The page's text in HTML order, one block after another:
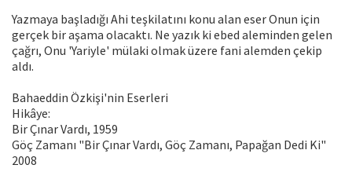
Yazmaya başladığı Ahi teşkilatını konu alan eser Onun için
gerçek bir aşama olacaktı. Ne yazık ki ebed aleminden gelen
çağrı, Onu 'Yariyle' mülaki olmak üzere fani alemden çekip
aldı.
Bahaeddin Özkişi'nin Eserleri
Hikâye:
Bir Çınar Vardı, 1959
Göç Zamanı "Bir Çınar Vardı, Göç Zamanı, Papağan Dedi Ki"
2008